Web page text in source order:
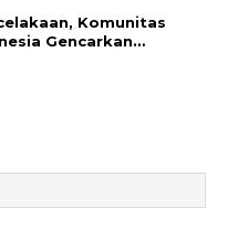
Komunitas
Gencarkan…